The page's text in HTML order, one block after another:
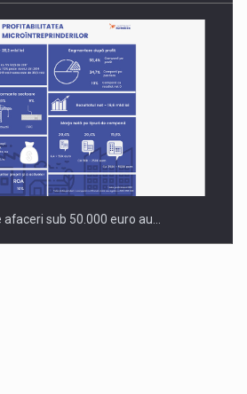
afaceri sub 50.000 euro au…